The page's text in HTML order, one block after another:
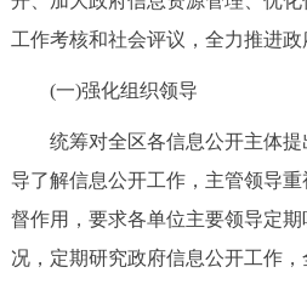
便民服务
阳光政务
政民互动
工作考核和社会评议，全力推进政
(一)强化组织领导
统筹对全区各信息公开主体提
导了解信息公开工作，主管领导
督作用，要求各单位主要领导定
况，定期研究政府信息公开工作